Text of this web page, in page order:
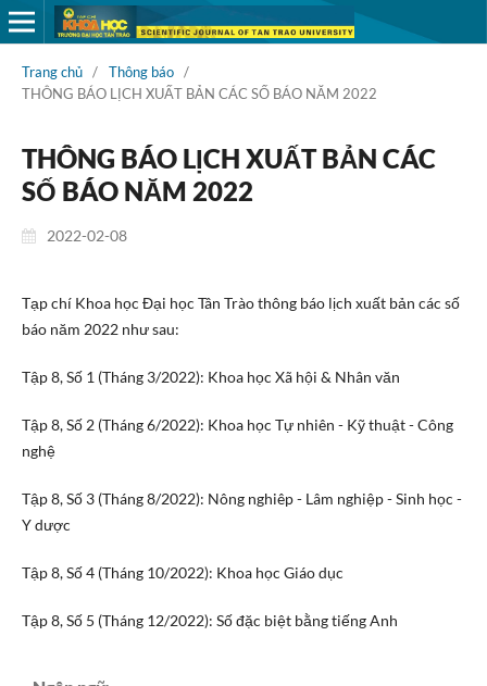
Trang chủ / Thông báo /
THÔNG BÁO LỊCH XUẤT BẢN CÁC SỐ BÁO NĂM 2022
THÔNG BÁO LỊCH XUẤT BẢN CÁC
SỐ BÁO NĂM 2022
2022-02-08
Tạp chí Khoa học Đại học Tân Trào thông báo lịch xuất bản các số
báo năm 2022 như sau:
Tập 8, Số 1 (Tháng 3/2022): Khoa học Xã hội & Nhân văn
Tập 8, Số 2 (Tháng 6/2022): Khoa học Tự nhiên - Kỹ thuật - Công
nghệ
Tập 8, Số 3 (Tháng 8/2022): Nông nghiêp - Lâm nghiệp - Sinh học -
Y dược
Tập 8, Số 4 (Tháng 10/2022): Khoa học Giáo dục
Tập 8, Số 5 (Tháng 12/2022): Số đặc biệt bằng tiếng Anh